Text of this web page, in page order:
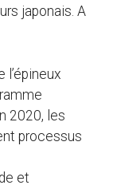
japonais. A
l’épineux
2020, les
processus
et